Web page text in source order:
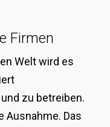
Firmen
Welt wird es
zu betreiben.
Ausnahme. Das